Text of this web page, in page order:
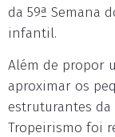
da 59ª Semana
infantil.
Além de propor
aproximar os
estruturantes da
Tropeirismo foi